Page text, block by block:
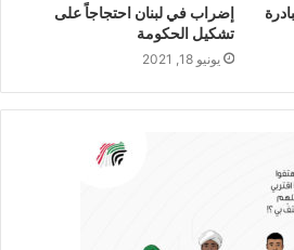
إضراب في لبنان احتجاجاً على
تشكيل الحكومة
يونيو 18, 2021